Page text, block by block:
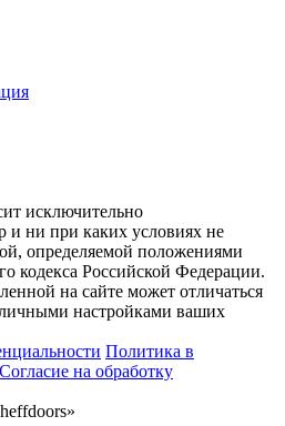
исключительно
и ни при каких условиях не
определяемой положениями
кодекса Российской Федерации.
на сайте может отличаться
настройками ваших
Политика в
Согласие на обработку